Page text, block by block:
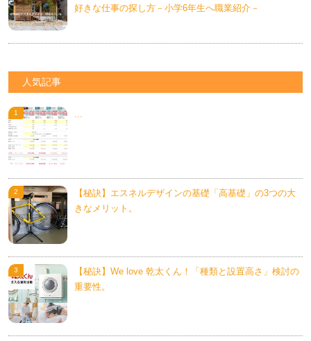
好きな仕事の探し方－小学6年生へ職業紹介－
人気記事
【秘訣】エスネルデザインの基礎「高基礎」の3つの大
きなメリット。
【秘訣】We love 乾太くん！「種類と設置高さ」検討の
重要性。